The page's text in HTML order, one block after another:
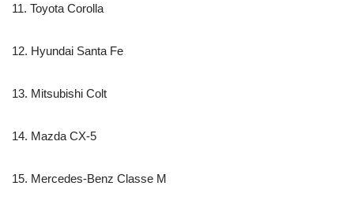
11. Toyota Corolla
12. Hyundai Santa Fe
13. Mitsubishi Colt
14. Mazda CX-5
15. Mercedes-Benz Classe M